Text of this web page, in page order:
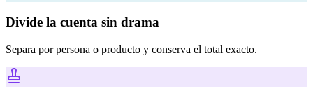
Divide la cuenta sin drama
Separa por persona o producto y conserva el total exacto.